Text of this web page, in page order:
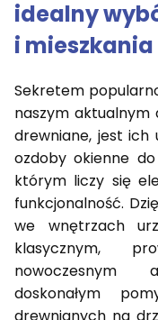
idealny
i mieszkania
Sekretem
naszym aktualnym
drewniane, jest ich
ozdoby okienne
którym liczy się
funkcjonalność.
we wnętrzach
klasycznym,
nowoczesnym
doskonałym
drewnianych na